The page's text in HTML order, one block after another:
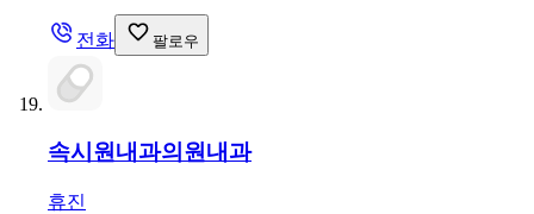
전화 팔로우
속시원내과의원내과
휴진